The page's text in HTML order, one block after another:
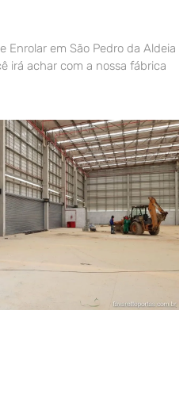
Enrolar em São Pedro da Aldeia
irá achar com a nossa fábrica